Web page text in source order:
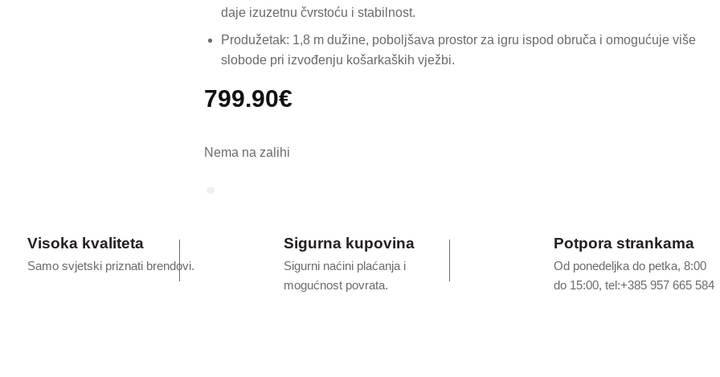
daje izuzetnu čvrstoću i stabilnost.
Produžetak: 1,8 m dužine, poboljšava prostor za igru ​​ispod obruča i omogućuje više
slobode pri izvođenju košarkaških vježbi.
799.90€
Nema na zalihi
Visoka kvaliteta
Samo svjetski priznati brendovi.
Sigurna kupovina
Sigurni naćini plaćanja i
mogućnost povrata.
Potpora strankama
Od ponedeljka do petka, 8:00
do 15:00, tel:+385 957 665 584